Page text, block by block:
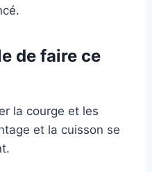
de faire ce
la courge et les
et la cuisson se